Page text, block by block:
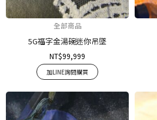
全部商品
5G福字金湯碗迷你吊墜
NT$99,999
加LINE詢問購買